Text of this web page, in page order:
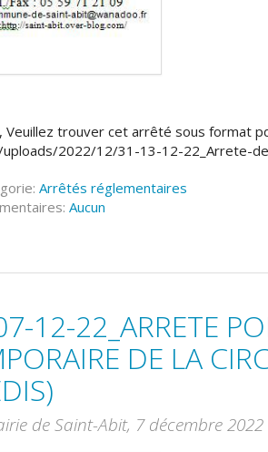
Veuillez trouver cet arrêté sous format
2022/12/31-13-12-22_Arrete-
Arrêtés réglementaires
Aucun
12-22_ARRETE
DE LA
de Saint-Abit, 7 décembre 2022